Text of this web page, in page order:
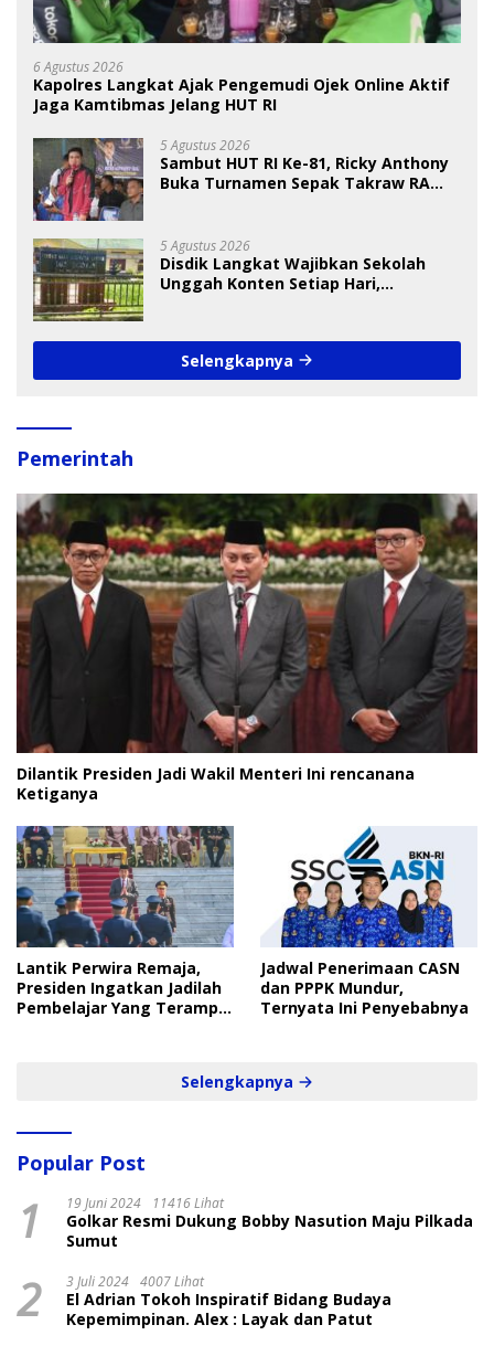
6 Agustus 2026
Kapolres Langkat Ajak Pengemudi Ojek Online Aktif
Jaga Kamtibmas Jelang HUT RI
5 Agustus 2026
Sambut HUT RI Ke-81, Ricky Anthony
Buka Turnamen Sepak Takraw RA
5 Agustus 2026
Disdik Langkat Wajibkan Sekolah
Unggah Konten Setiap Hari,
Selengkapnya
Pemerintah
Dilantik Presiden Jadi Wakil Menteri Ini rencanana
Ketiganya
Lantik Perwira Remaja,
Presiden Ingatkan Jadilah
Pembelajar Yang Terampil
Jadwal Penerimaan CASN
dan PPPK Mundur,
Ternyata Ini Penyebabnya
Selengkapnya
Popular Post
1 19 Juni 2024 11416 Lihat
Golkar Resmi Dukung Bobby Nasution Maju Pilkada
Sumut
2 3 Juli 2024 4007 Lihat
El Adrian Tokoh Inspiratif Bidang Budaya
Kepemimpinan. Alex : Layak dan Patut